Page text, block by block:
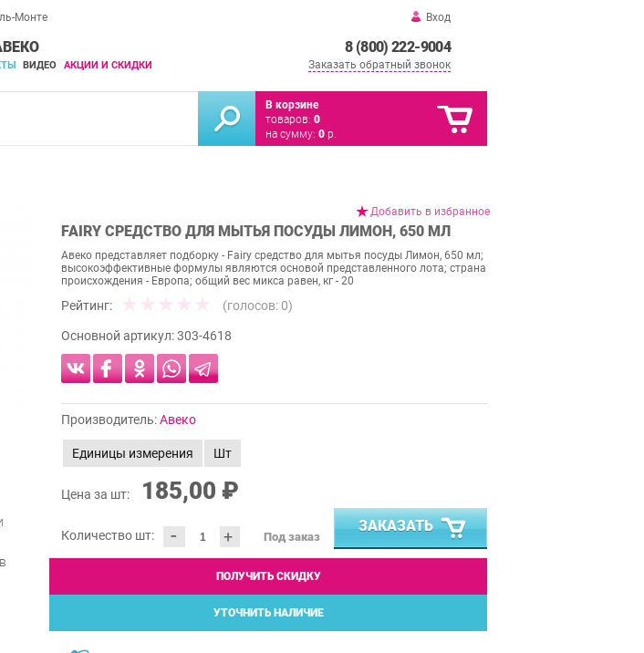
Монте Вход
8 (800) 222-9004
Заказать обратный звонок
ВИДЕО АКЦИИ И СКИДКИ
В корзине
товаров: 0
на сумму: 0 р.
Добавить в избранное
FAIRY СРЕДСТВО ДЛЯ МЫТЬЯ ПОСУДЫ ЛИМОН, 650 МЛ
Авеко представляет подборку - Fairy средство для мытья посуды Лимон, 650 мл;
высокоэффективные формулы являются основой представленного лота; страна
происхождения - Европа; общий вес микса равен, кг - 20
Рейтинг: (голосов: 0)
Основной артикул:303-4618
Производитель:Авеко
Единицы измерения Шт
Цена за шт: 185,00 ₽
Количество шт: - + Под заказ
ЗАКАЗАТЬ
ПОЛУЧИТЬ СКИДКУ
УТОЧНИТЬ НАЛИЧИЕ